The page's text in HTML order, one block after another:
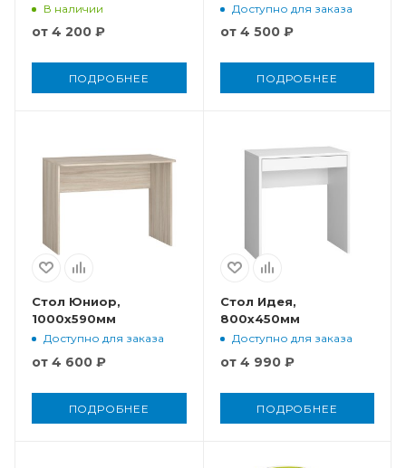
В наличии
от 4 200 ₽
ПОДРОБНЕЕ
Доступно для заказа
от 4 500 ₽
ПОДРОБНЕЕ
Стол Юниор,
1000x590мм
Доступно для заказа
от 4 600 ₽
ПОДРОБНЕЕ
Стол Идея,
800x450мм
Доступно для заказа
от 4 990 ₽
ПОДРОБНЕЕ